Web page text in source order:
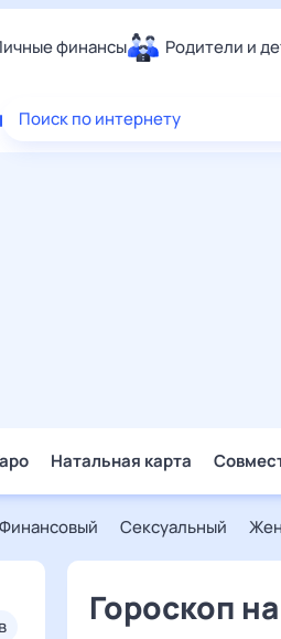
финансы Родители и
Еда
Поиск по интернету
Натальная карта
Финансовый Сексуальный
Гороскоп